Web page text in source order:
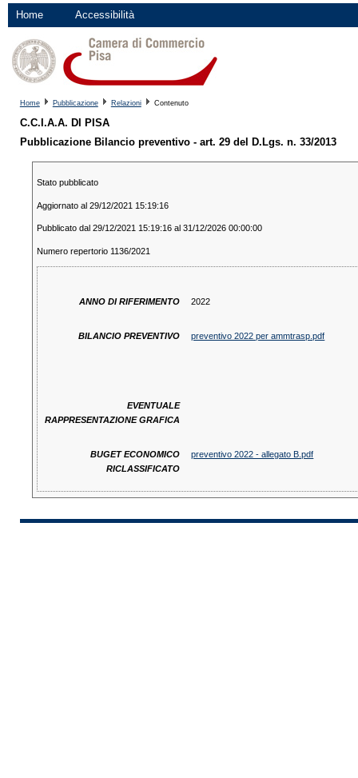
Home Accessibilità
Home Pubblicazione Relazioni Contenuto
C.C.I.A.A. DI PISA
Pubblicazione Bilancio preventivo - art. 29 del D.Lgs. n. 33/2013
Stato pubblicato
Aggiornato al 29/12/2021 15:19:16
Pubblicato dal 29/12/2021 15:19:16 al 31/12/2026 00:00:00
Numero repertorio 1136/2021
ANNO DI RIFERIMENTO 2022
BILANCIO PREVENTIVO preventivo 2022 per ammtrasp.pdf
EVENTUALE
RAPPRESENTAZIONE GRAFICA
BUGET ECONOMICO
RICLASSIFICATO
preventivo 2022 - allegato B.pdf